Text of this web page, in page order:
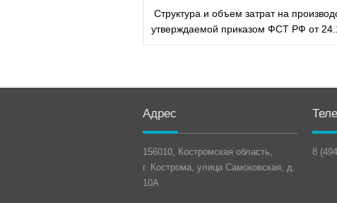
Структура и объем затрат на
утверждаемой приказом ФСТ РФ от
Адрес
156010, Костромская область,
г. Кострома, улица Самоковская, д.
10А
8